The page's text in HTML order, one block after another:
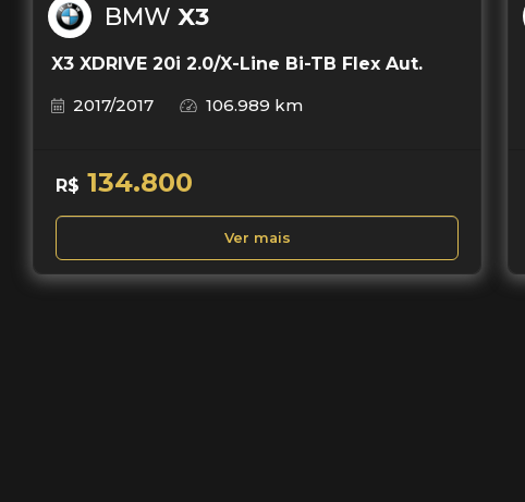
BMW X3
X3 XDRIVE 20i 2.0/X-Line Bi-TB Flex Aut.
2017/2017
106.989 km
R$ 134.800
Ver mais